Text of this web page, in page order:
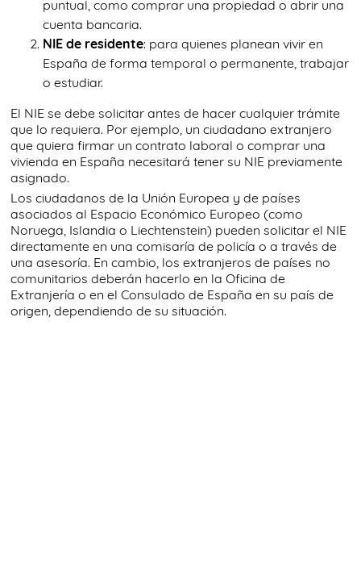
puntual, como comprar una propiedad o abrir una
cuenta bancaria.
NIE de residente: para quienes planean vivir en
España de forma temporal o permanente, trabajar
o estudiar.
El NIE se debe solicitar antes de hacer cualquier trámite
que lo requiera. Por ejemplo, un ciudadano extranjero
que quiera firmar un contrato laboral o comprar una
vivienda en España necesitará tener su NIE previamente
asignado.
Los ciudadanos de la Unión Europea y de países
asociados al Espacio Económico Europeo (como
Noruega, Islandia o Liechtenstein) pueden solicitar el NIE
directamente en una comisaría de policía o a través de
una asesoría. En cambio, los extranjeros de países no
comunitarios deberán hacerlo en la Oficina de
Extranjería o en el Consulado de España en su país de
origen, dependiendo de su situación.